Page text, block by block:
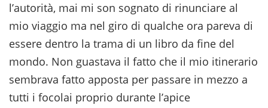
l’autorità, mai mi son sognato di rinunciare al
mio viaggio ma nel giro di qualche ora pareva di
essere dentro la trama di un libro da fine del
mondo. Non guastava il fatto che il mio itinerario
sembrava fatto apposta per passare in mezzo a
tutti i focolai proprio durante l’apice